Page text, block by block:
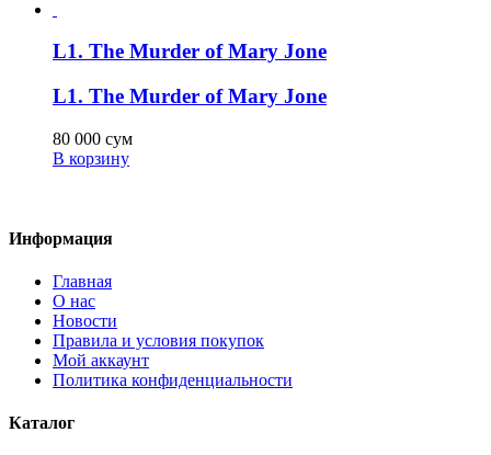
L1. The Murder of Mary Jone
L1. The Murder of Mary Jone
80 000 сум
В корзину
Информация
Главная
О нас
Новости
Правила и условия покупок
Мой аккаунт
Политика конфиденциальности
Каталог